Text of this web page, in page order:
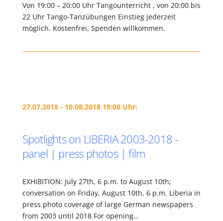
Von 19:00 – 20:00 Uhr Tangounterricht , von 20:00 bis
22 Uhr Tango-Tanzübungen Einstieg jederzeit
möglich. Kostenfrei, Spenden willkommen.
27.07.2018 - 10.08.2018 19:00 Uhr:
Spotlights on LIBERIA 2003-2018 -
panel | press photos | film
EXHIBITION: July 27th, 6 p.m. to August 10th;
conversation on Friday, August 10th, 6 p.m. Liberia in
press photo coverage of large German newspapers
from 2003 until 2018 For opening…